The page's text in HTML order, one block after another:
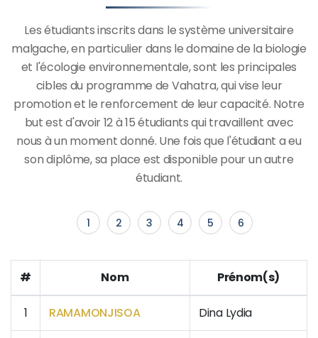
Les étudiants inscrits dans le système universitaire
malgache, en particulier dans le domaine de la biologie
et l'écologie environnementale, sont les principales
cibles du programme de Vahatra, qui vise leur
promotion et le renforcement de leur capacité. Notre
but est d'avoir 12 à 15 étudiants qui travaillent avec
nous à un moment donné. Une fois que l'étudiant a eu
son diplôme, sa place est disponible pour un autre
étudiant.
1 2 3 4 5 6
# Nom Prénom(s)
1 RAMAMONJISOA Dina Lydia